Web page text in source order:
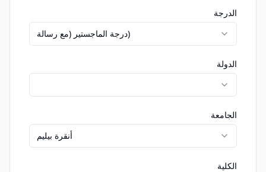
الدرجة
درجة الماجستير (مع رسالة)
الدولة
الجامعة
أنقرة بيليم
الكلية